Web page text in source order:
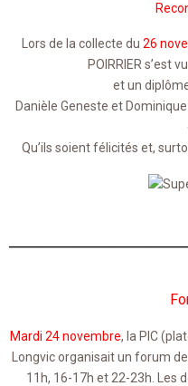
Lors de la collecte du 26
POIRRIER s’est
et un
Danièle Geneste et
Qu’ils soient félicités et,
Mardi 24 novembre, la PIC
Longvic organisait un forum
11h, 16-17h et 22-23h. Les